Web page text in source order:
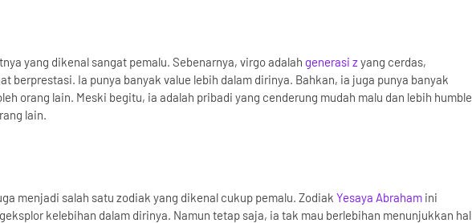
yang dikenal sangat pemalu. Sebenarnya, virgo adalah generasi zyang cerdas,
berprestasi. Ia punya banyak value lebih dalam dirinya. Bahkan, ia juga punya banyak
orang lain. Meski begitu, ia adalah pribadi yang cenderung mudah malu dan lebih humble
lain.
menjadi salah satu zodiak yang dikenal cukup pemalu. Zodiak Yesaya Abraham ini
kelebihan dalam dirinya. Namun tetap saja, ia tak mau berlebihan menunjukkan hal